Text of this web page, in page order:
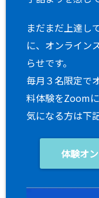
まだまだ上達し
に、オンライン
らせです。
毎月３名限定で
料体験をZoomに
気になる方は下
体験オ